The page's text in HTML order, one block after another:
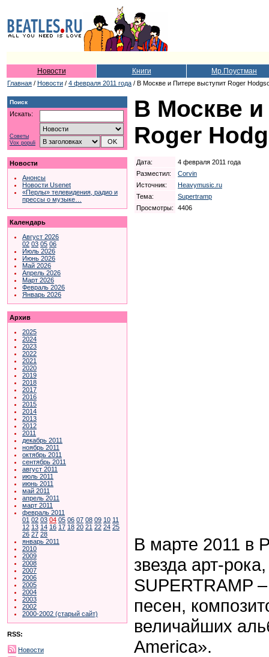
Новости Книги Мр.Поустман
Главная / Новости / 4 февраля 2011 года / В Москве и Питере выступит Roger
Поиск
Искать:
Советы
Vox populi
Новости
Анонсы
Новости Usenet
«Перлы» телевидения, радио и
прессы о музыке…
Календарь
Август 2026
02 03 05 06
Июль 2026
Июнь 2026
Май 2026
Апрель 2026
Март 2026
Февраль 2026
Январь 2026
Архив
2025
2024
2023
2022
2021
2020
2019
2018
2017
2016
2015
2014
2013
2012
2011
декабрь 2011
ноябрь 2011
октябрь 2011
сентябрь 2011
август 2011
июль 2011
июнь 2011
май 2011
апрель 2011
март 2011
февраль 2011
01 02 03 04 05 06 07 08 09 10 11
12 13 14 16 17 18 20 21 22 24 25
26 27 28
январь 2011
2010
2009
2008
2007
2006
2005
2004
2003
2002
2000-2002 (старый сайт)
RSS:
Новости
В Москве
Roger
Дата:
4 февраля 2011 года
Разместил:
Corvin
Источник:
Heavymusic.ru
Тема:
Supertramp
Просмотры:
4406
В марте 2011 в
звезда арт-
SUPERTRAMP
песен,
величайших
America».